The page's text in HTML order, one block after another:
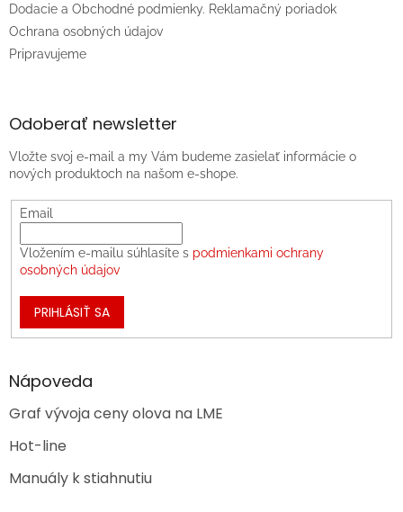
Dodacie a Obchodné podmienky. Reklamačný poriadok
Ochrana osobných údajov
Pripravujeme
Odoberať newsletter
Vložte svoj e-mail a my Vám budeme zasielať informácie o
nových produktoch na našom e-shope.
Email
Vložením e-mailu súhlasíte s podmienkami ochrany
osobných údajov
PRIHLÁSIŤ SA
Nápoveda
Graf vývoja ceny olova na LME
Hot-line
Manuály k stiahnutiu